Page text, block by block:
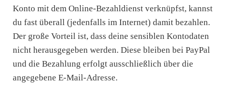
Konto mit dem Online-Bezahldienst verknüpfst, kannst
du fast überall (jedenfalls im Internet) damit bezahlen.
Der große Vorteil ist, dass deine sensiblen Kontodaten
nicht herausgegeben werden. Diese bleiben bei PayPal
und die Bezahlung erfolgt ausschließlich über die
angegebene E-Mail-Adresse.